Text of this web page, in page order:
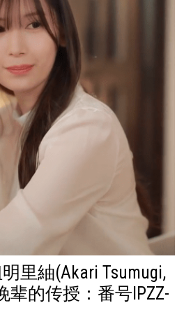
里紬(Akari Tsumugi,
辈的传授：番号IPZZ-